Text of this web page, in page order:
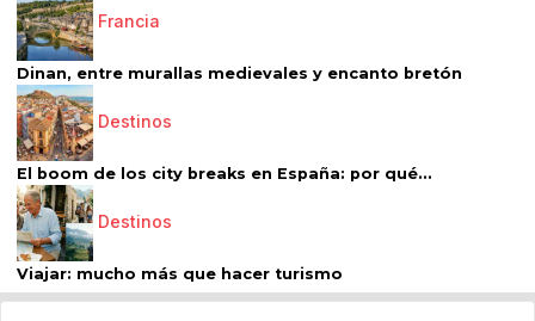
Francia
Dinan, entre murallas medievales y encanto bretón
Destinos
El boom de los city breaks en España: por qué...
Destinos
Viajar: mucho más que hacer turismo